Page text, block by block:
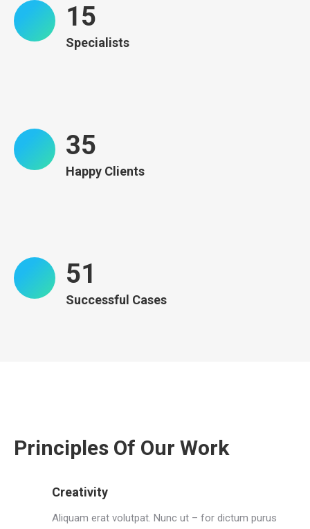
16
Specialists
35
Happy Clients
52
Successful Cases
Principles Of Our Work
Creativity
Aliquam erat volutpat. Nunc ut – for dictum purus